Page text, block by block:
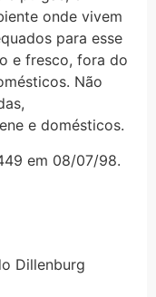
onde vivem
para esse
e fresco, fora do
Não
e domésticos.
em 08/07/98.
Dillenburg